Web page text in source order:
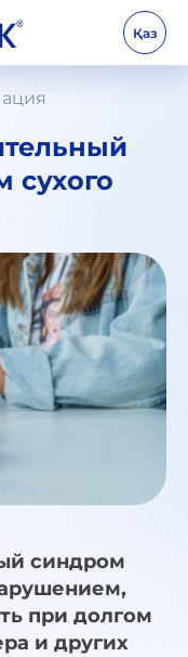
Қаз
сухого
синдром
при долгом
и других